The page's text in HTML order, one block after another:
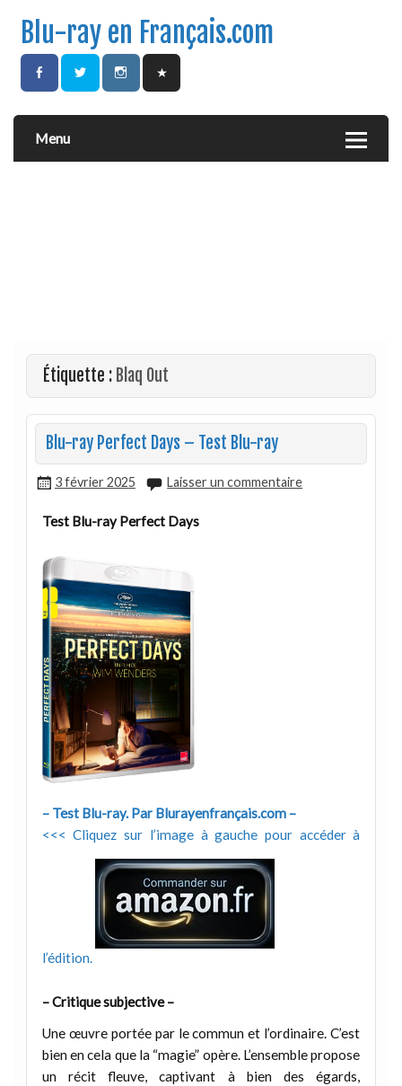
Blu-ray en Français.com
Menu
Étiquette : Blaq Out
Blu-ray Perfect Days – Test Blu-ray
3 février 2025 Laisser un commentaire
Test Blu-ray Perfect Days
– Test Blu-ray. Par Blurayenfrançais.com –
<<< Cliquez sur l’image à gauche pour accéder à
l’édition.
– Critique subjective –
Une œuvre portée par le commun et l’ordinaire. C’est
bien en cela que la “magie” opère. L’ensemble propose
un récit fleuve, captivant à bien des égards,